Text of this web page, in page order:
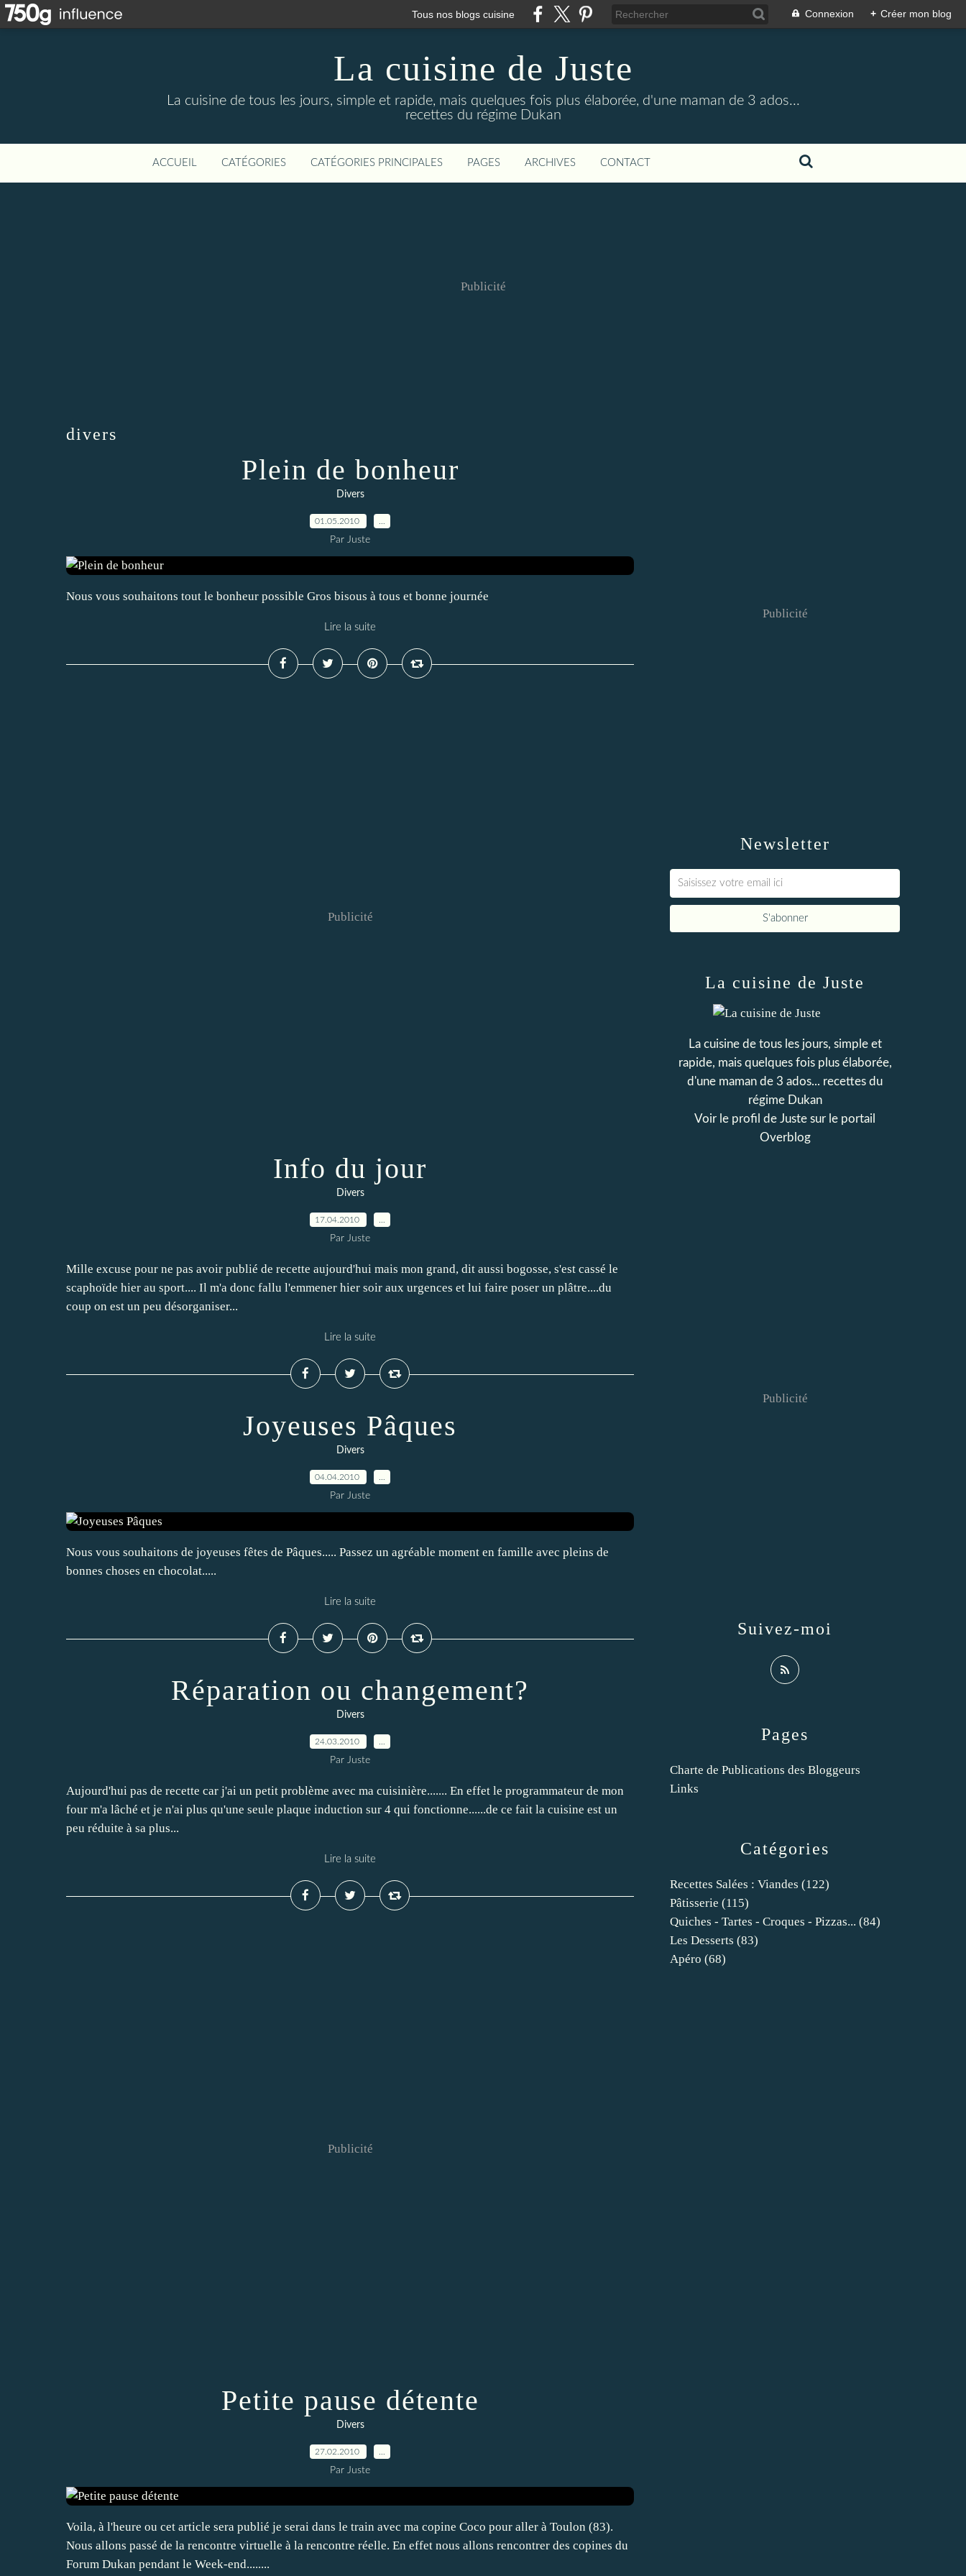
Tous nos blogs cuisine Connexion + Créer mon blog
La cuisine de Juste
La cuisine de tous les jours, simple et rapide, mais quelques fois plus élaborée, d'une maman de 3 ados...
recettes du régime Dukan
ACCUEIL CATÉGORIES CATÉGORIES PRINCIPALES PAGES ARCHIVES CONTACT
Publicité
divers
Plein de bonheur
Divers
01.05.2010
Par Juste
Nous vous souhaitons tout le bonheur possible Gros bisous à tous et bonne journée
Lire la suite
Publicité
Info du jour
Divers
17.04.2010
Par Juste
Mille excuse pour ne pas avoir publié de recette aujourd'hui mais mon grand, dit aussi bogosse, s'est cassé le
scaphoïde hier au sport.... Il m'a donc fallu l'emmener hier soir aux urgences et lui faire poser un plâtre....du
coup on est un peu désorganiser...
Lire la suite
Joyeuses Pâques
Divers
04.04.2010
Par Juste
Nous vous souhaitons de joyeuses fêtes de Pâques..... Passez un agréable moment en famille avec pleins de
bonnes choses en chocolat.....
Lire la suite
Réparation ou changement?
Divers
24.03.2010
Par Juste
Aujourd'hui pas de recette car j'ai un petit problème avec ma cuisinière....... En effet le programmateur de mon
four m'a lâché et je n'ai plus qu'une seule plaque induction sur 4 qui fonctionne......de ce fait la cuisine est un
peu réduite à sa plus...
Lire la suite
Publicité
Petite pause détente
Divers
27.02.2010
Par Juste
Voila, à l'heure ou cet article sera publié je serai dans le train avec ma copine Coco pour aller à Toulon (83).
Nous allons passé de la rencontre virtuelle à la rencontre réelle. En effet nous allons rencontrer des copines du
Forum Dukan pendant le Week-end........
Newsletter
Publicité
Catégories
Recettes Salées : Viandes (122)
Pâtisserie (115)
Quiches - Tartes - Croques - Pizzas... (84)
Les Desserts (83)
Apéro (68)
Pages
Charte de Publications des Bloggeurs
Links
La cuisine de Juste
La cuisine de tous les jours, simple et
rapide, mais quelques fois plus élaborée,
d'une maman de 3 ados... recettes du
régime Dukan
Voir le profil de Juste sur le portail
Overblog
Suivez-moi
Publicité